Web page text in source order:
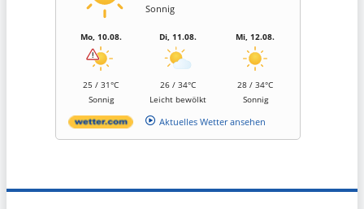
Sonnig
Mo, 10.08.
25 / 31°C
Sonnig
Di, 11.08.
26 / 34°C
Leicht bewölkt
Mi, 12.08.
28 / 34°C
Sonnig
Aktuelles Wetter ansehen